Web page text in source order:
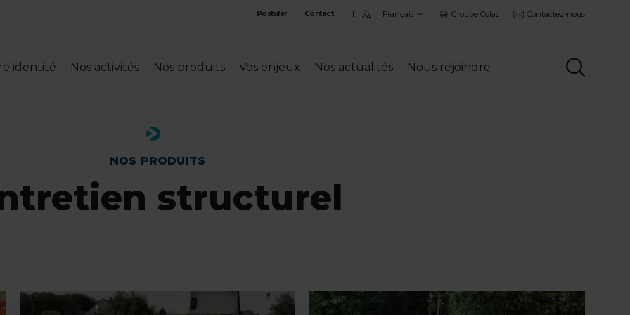
Postuler Contact
la
Groupe Colas Contactez-nous
identité Nos activités Nos produits Vos enjeux Nos actualités Nous rejoindre
NOS PRODUITS
structurel